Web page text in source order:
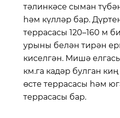
тәлинкәсе сыман
һәм күлләр бар.
террасасы 120–160 м
урыны белән тирән
киселгән. Мишә
км.га кадәр булган киң
өсте террасасы һәм
террасасы бар.